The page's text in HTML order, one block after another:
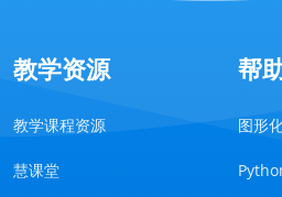
教学资源
教学课程资源
慧课堂
帮
图形